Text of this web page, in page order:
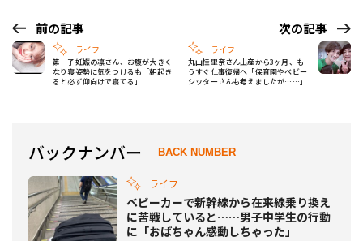
前の記事
ライフ
第一子妊娠の凛さん、お腹が大きく
なり寝姿勢に気をつけるも「朝起き
ると必ず仰向けで寝てる」
次の記事
ライフ
丸山桂里奈さん出産から3ヶ月、も
うすぐ仕事復帰へ「保育園やベビー
シッターさんも考えましたが……」
バックナンバー BACK NUMBER
ライフ
ベビーカーで新幹線から在来線乗り換え
に苦戦していると……男子中学生の行動
に「おばちゃん感動しちゃった」